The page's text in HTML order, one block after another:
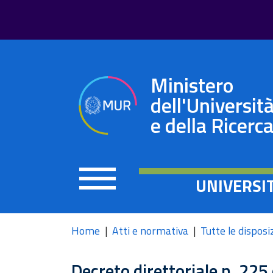
Ministero
dell'Università
e della Ricerca
Home Atti e normativa Tutte le